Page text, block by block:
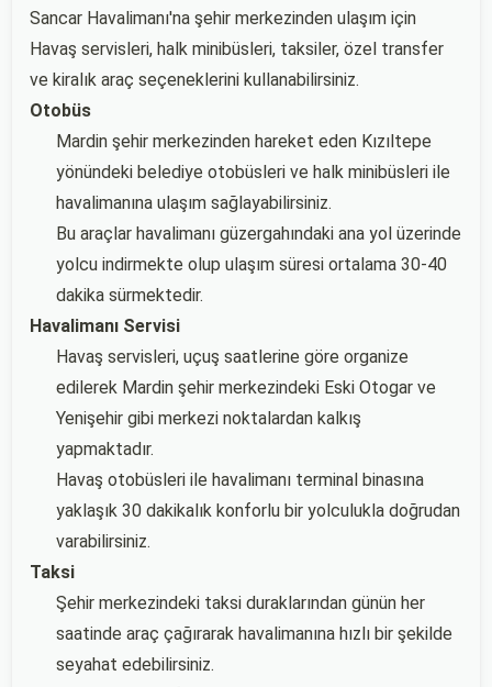
Sancar Havalimanı'na şehir merkezinden ulaşım için
Havaş servisleri, halk minibüsleri, taksiler, özel transfer
ve kiralık araç seçeneklerini kullanabilirsiniz.
Otobüs
Mardin şehir merkezinden hareket eden Kızıltepe
yönündeki belediye otobüsleri ve halk minibüsleri ile
havalimanına ulaşım sağlayabilirsiniz.
Bu araçlar havalimanı güzergahındaki ana yol üzerinde
yolcu indirmekte olup ulaşım süresi ortalama 30-40
dakika sürmektedir.
Havalimanı Servisi
Havaş servisleri, uçuş saatlerine göre organize
edilerek Mardin şehir merkezindeki Eski Otogar ve
Yenişehir gibi merkezi noktalardan kalkış
yapmaktadır.
Havaş otobüsleri ile havalimanı terminal binasına
yaklaşık 30 dakikalık konforlu bir yolculukla doğrudan
varabilirsiniz.
Taksi
Şehir merkezindeki taksi duraklarından günün her
saatinde araç çağırarak havalimanına hızlı bir şekilde
seyahat edebilirsiniz.